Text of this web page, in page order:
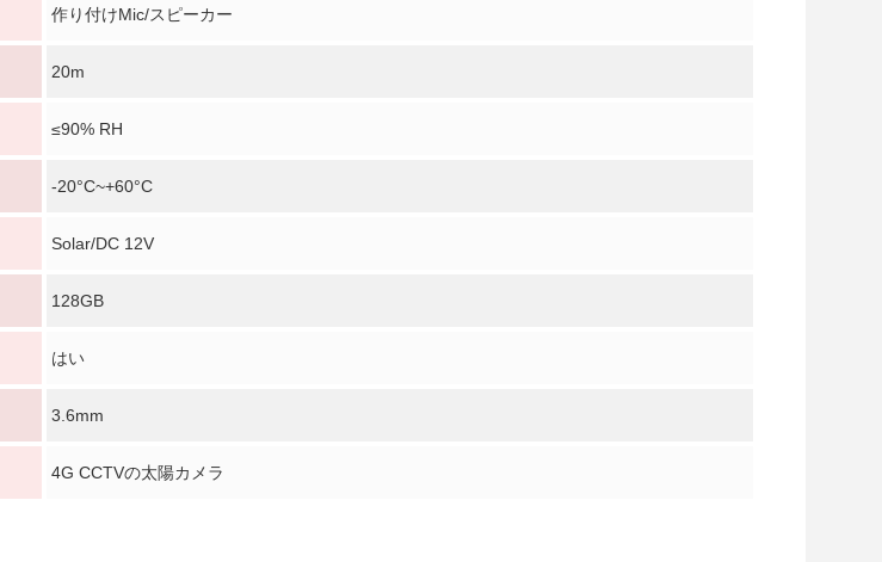
メッセージ
ご連絡いたします！
作り付けMic/スピーカー
20m
≤90% RH
-20°C~+60°C
Solar/DC 12V
128GB
はい
3.6mm
4G CCTVの太陽カメラ